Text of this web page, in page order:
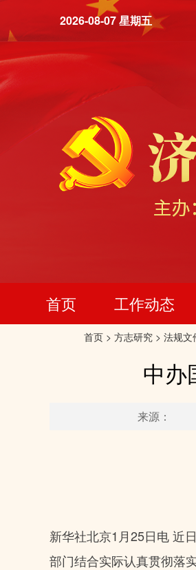
2026-08-07 星期五
首页 工作动态
首页 > 方志研究 > 法规文
中办
来源：
新华社北京1月25日电 近
部门结合实际认真贯彻落实